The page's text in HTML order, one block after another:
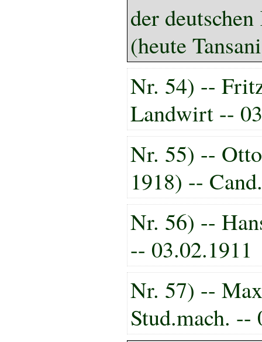
der
(heute
Nr. 54) --
Landwirt --
Nr. 55) --
1918) --
Nr. 56) --
-- 03.02.1911
Nr. 57) --
Stud.mach. --